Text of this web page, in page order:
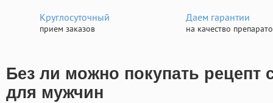
Круглосуточный
прием заказов
Даем гарантии
на качество
Без ли можно покупать рецепт
для мужчин